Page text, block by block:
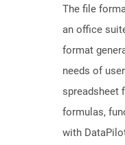
The file
an office
format
needs of
spreadsheet
formulas,
with